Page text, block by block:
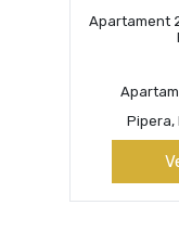
Apartament
Pipera,